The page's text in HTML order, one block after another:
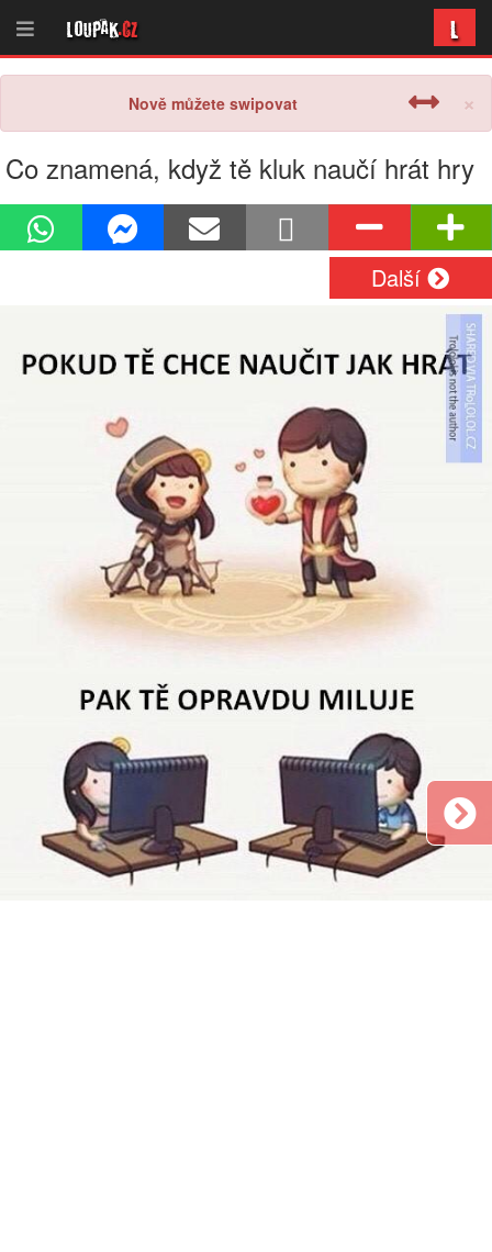
Loupak.cz L
×
Nově můžete swipovat
Co znamená, když tě kluk naučí hrát hry
Další